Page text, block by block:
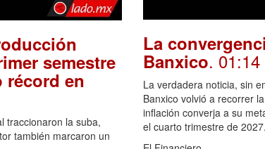
semestre
en
traccionaron la suba,
también marcaron un
La
Banxico. 01:14
La verdadera noticia, sin
Banxico volvió a recorrer
inflación converja a su
el cuarto trimestre de 2027.